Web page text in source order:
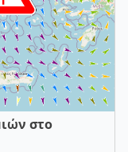
στο